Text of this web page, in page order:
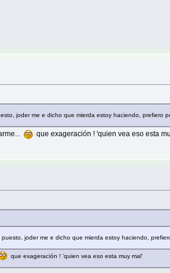
joder me e dicho que mierda estoy haciendo, prefiero
que exageración ! 'quien vea eso esta
joder me e dicho que mierda estoy haciendo,
que exageración ! 'quien vea eso esta muy mal'